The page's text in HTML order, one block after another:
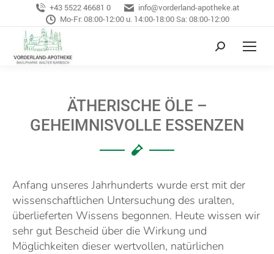
+43 5522 46681 0
info@vorderland-apotheke.at
Mo-Fr: 08:00-12:00 u. 14:00-18:00 Sa: 08:00-12:00
ÄTHERISCHE ÖLE –
GEHEIMNISVOLLE ESSENZEN
Anfang unseres Jahrhunderts wurde erst mit der
wissenschaftlichen Untersuchung des uralten,
überlieferten Wissens begonnen. Heute wissen wir
sehr gut Bescheid über die Wirkung und
Möglichkeiten dieser wertvollen, natürlichen